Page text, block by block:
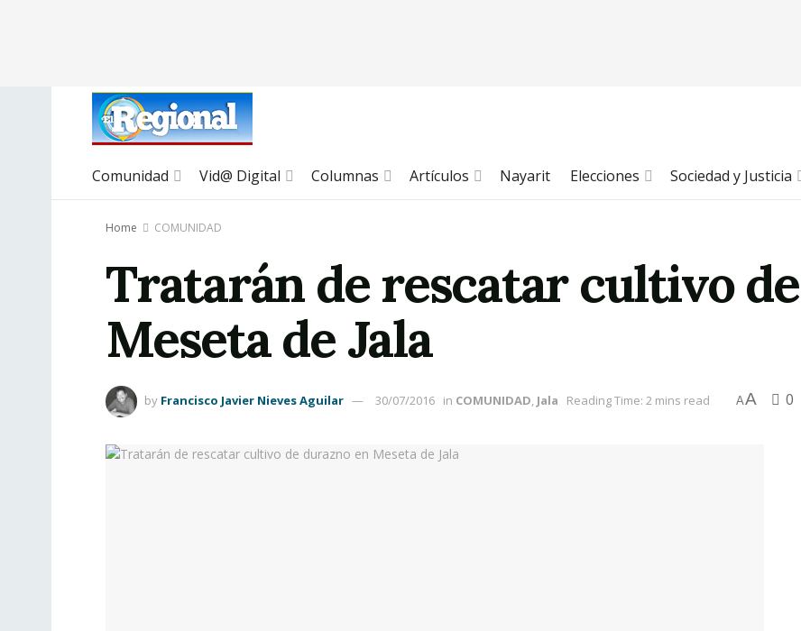
Comunidad Vid@ Digital Columnas Artículos Nayarit Elecciones Sociedad y Justicia
Home COMUNIDAD
Tratarán de rescatar cultivo
Meseta de Jala
by Francisco Javier Nieves Aguilar 30/07/2016 in COMUNIDAD, Jala Reading Time: 2 mins read AA 0